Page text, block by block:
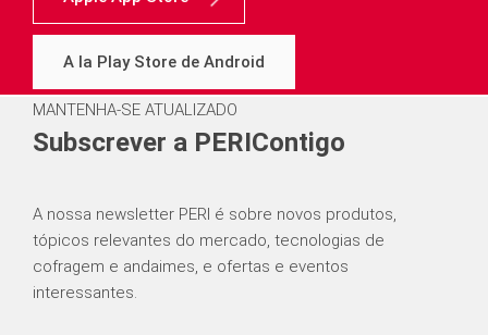
A la Play Store de Android
MANTENHA-SE ATUALIZADO
Subscrever a PERIContigo
A nossa newsletter PERI é sobre novos produtos,
tópicos relevantes do mercado, tecnologias de
cofragem e andaimes, e ofertas e eventos
interessantes.